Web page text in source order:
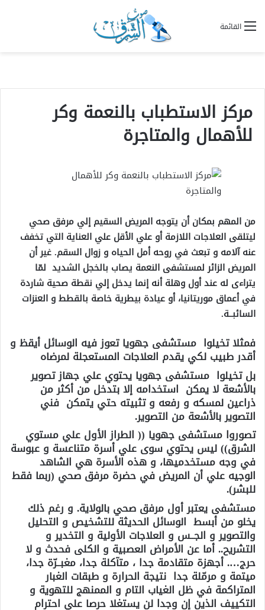
القائمة
مركز الاستطباب بالنعمة وكر
للأهمال والمتاجرة
من المهم بمكان أن يتوجه المريض السقيم إلي مرفق صحي
ليتلقى العلاجات اللازمة أو علي الأقل علي العناية التي تخفف
عنه آلامه و تبعث في روحه أمل الحياه و زوال السقم. غير أن
المريض الزائر لمستشفى النعمة يصاب بالخجل الشديد لمّا
يتراءى له عند أول وهلة أنه إنما يدخل إلي نقطة صحية شاردة
في أعماق موريتانيا، أو عيادة بيطرية خاصة بالقطط و العنزات
السائبــة.
فمثلا تخيلوا مستشفى جهويا تعوز فيه الوسائل أيقظ و
أقدر طبيب لكي يقدم العلاجات المستعجلة لمرضاه
بل تخيلوا مستشفى جهويا يحتوي علي جهاز تصوير
بالأشعة لا يمكن استخدامه إلا بتدخل من أكثر من
ذراعين لمسكه و رفعه و تثبيته حتي يتمكن فني
التصوير بالأشعة من التصوير.
تصوروا مستشفى جهويا (( الطراز الأول علي مستوي
الشرق)) ليس يحتوي سوى علي أسرة متناعسة و عبوسة
في وجه مستخدميها، و هذه الأسرة هي الشاهد
الوجيه علي أن المريض في حضرة مرفق صحي (ربما فقط
للبشر).
مستشفى يعتبر أول مرفق صحي بالولاية. و رغم ذلك
يخلو من أبسط الوسائل الحديثة للتشخيص و التحليل
والتصوير و الجــس و العلاجات الأولية و التخدير و
التشريح.. أما عن الأمراض العصبية و الكلى فحدث و لا
حرج…. أجهزة متقادمة جدا ، متآكلة جدا، مغبــرّة جدا،
ميتمة و مرمّلة جدا نتيجة الحرارة و طبقات الغبار
المتراكمة في ظل الغياب التام و الممنهج للتهوية و
التكييف الذين إن وجدا لن يستغلا حرصا علي احترام